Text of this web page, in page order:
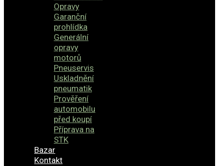
Opravy
Garanční
prohlídka
Generální
opravy
motorů
Pneuservis
Uskladnění
pneumatik
Prověření
automobilu
před koupí
Příprava na
STK
Bazar
Kontakt